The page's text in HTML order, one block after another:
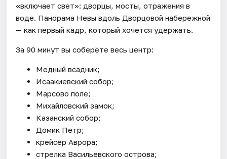
«включает свет»: дворцы, мосты, отражения в
воде. Панорама Невы вдоль Дворцовой набережной
— как первый кадр, который хочется удержать.
За 90 минут вы соберёте весь центр:
Медный всадник;
Исаакиевский собор;
Марсово поле;
Михайловский замок;
Казанский собор;
Домик Петр;
крейсер Аврора;
стрелка Васильевского острова;